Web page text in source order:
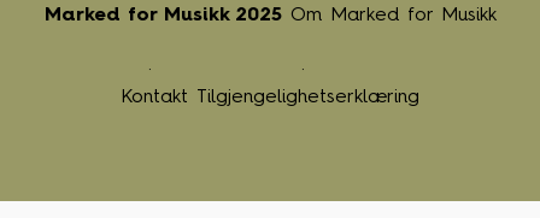
Marked for Musikk 2025 Om Marked for Musikk
Kontakt Tilgjengelighetserklæring